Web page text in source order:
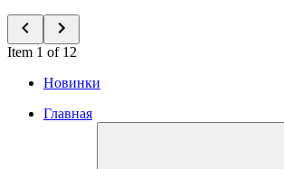
Item 1 of 12
Новинки
Главная